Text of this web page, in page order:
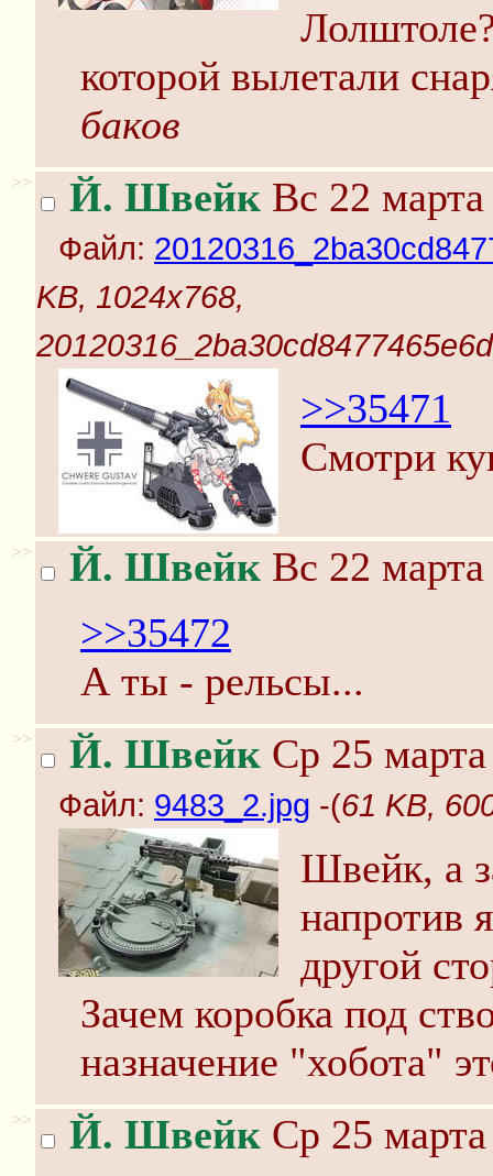
которой вылетали
баков
>> Й. Швейк Вс 22
Файл:
KB, 1024x768,
>>35471
Смотри
>> Й. Швейк Вс 22
>>35472
А ты - рельсы...
>> Й. Швейк Ср 25
Файл: 9483_2.jpg -(61 KB,
Швейк, а
напротив
другой
Зачем коробка под
назначение "хобота"
>> Й. Швейк Ср 25